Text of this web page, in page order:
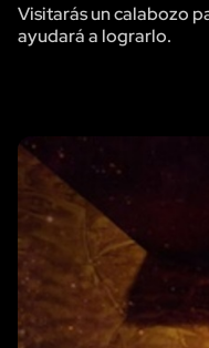
Visitarás un calabozo
ayudará a lograrlo.